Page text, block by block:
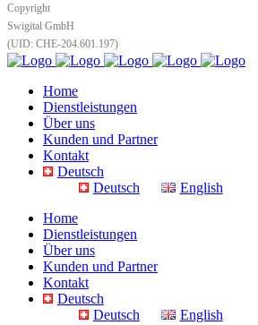
Copyright
Swigital GmbH
(UID: CHE‑204.601.197)
Home
Dienstleistungen
Über uns
Kunden und Partner
Kontakt
Deutsch
Deutsch
English
Home
Dienstleistungen
Über uns
Kunden und Partner
Kontakt
Deutsch
Deutsch
English